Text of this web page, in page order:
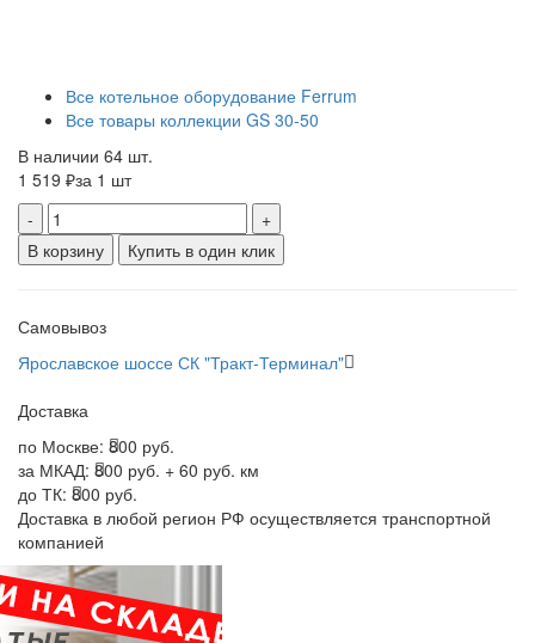
Все котельное оборудование Ferrum
Все товары коллекции GS 30-50
В наличии 64 шт.
1 519 ₽за 1 шт
-
+
В корзину
Купить в один клик
Самовывоз
Ярославское шоссе СК "Тракт-Терминал"
Доставка
по Москве: 800 руб.
за МКАД: 800 руб. + 60 руб. км
до ТК: 800 руб.
Доставка в любой регион РФ осуществляется транспортной
компанией